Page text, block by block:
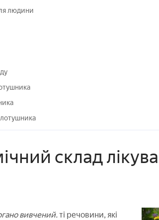
людини
склад
вивчений.ті речовини, які